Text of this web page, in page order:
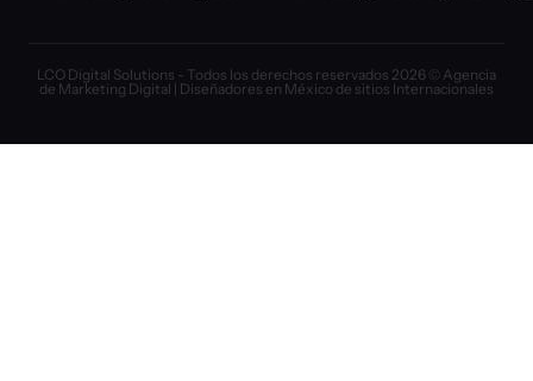
LCO Digital Solutions - Todos los derechos reservados 2026 © Agencia
de Marketing Digital | Diseñadores en México de sitios Internacionales